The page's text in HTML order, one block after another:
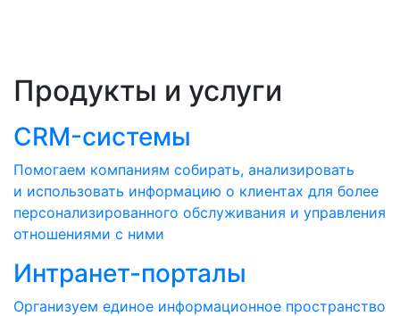
Продукты и услуги
CRM-системы
Помогаем компаниям собирать, анализировать
и использовать информацию о клиентах для более
персонализированного обслуживания и управления
отношениями с ними
Интранет-порталы
Организуем единое информационное пространство